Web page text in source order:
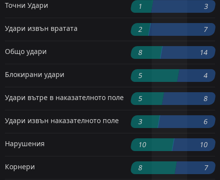
Точни Удари 1 3
Удари извън вратата 2 7
Общо удари 8 14
Блокирани удари 5 4
Удари вътре в наказателното поле 5 8
Удари извън наказателното поле 3 6
Нарушения 10 10
Корнери 8 7